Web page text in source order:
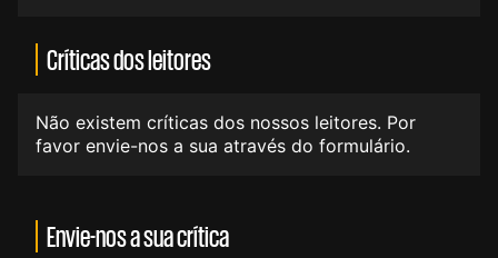
Críticas dos leitores
Não existem críticas dos nossos leitores. Por
favor envie-nos a sua através do formulário.
Envie-nos a sua crítica